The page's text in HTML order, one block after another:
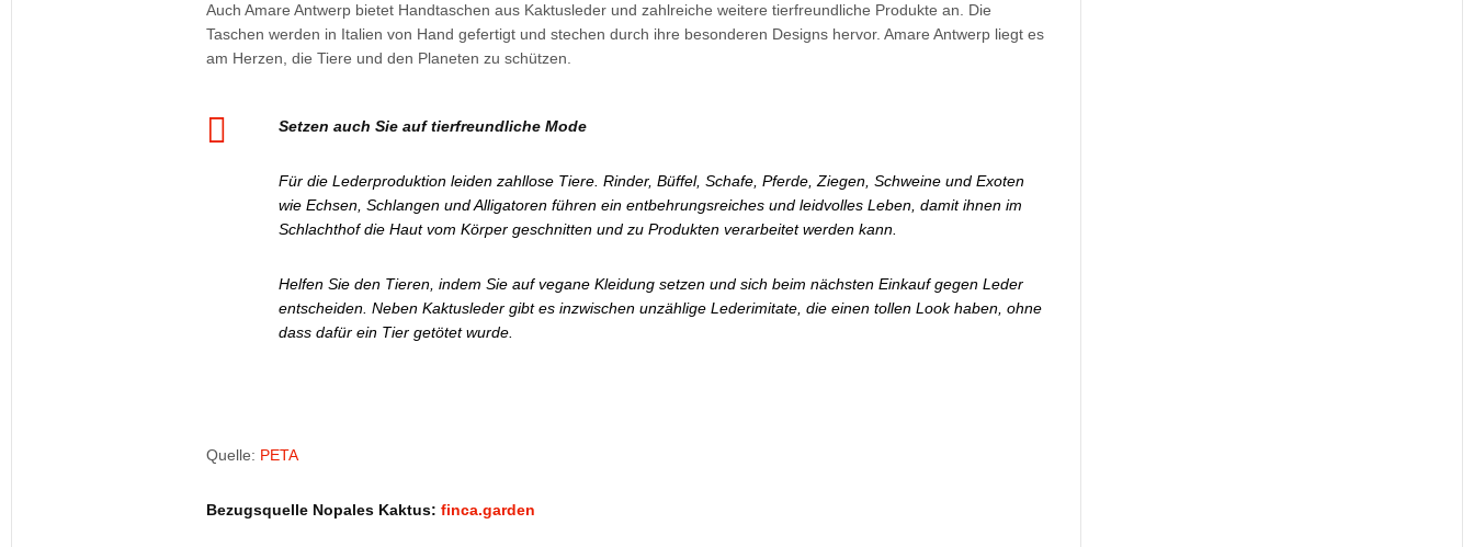
Auch Amare Antwerp bietet Handtaschen aus Kaktusleder und zahlreiche weitere tierfreundliche Produkte an. Die
Taschen werden in Italien von Hand gefertigt und stechen durch ihre besonderen Designs hervor. Amare Antwerp liegt es
am Herzen, die Tiere und den Planeten zu schützen.
Setzen auch Sie auf tierfreundliche Mode
Für die Lederproduktion leiden zahllose Tiere. Rinder, Büffel, Schafe, Pferde, Ziegen, Schweine und Exoten
wie Echsen, Schlangen und Alligatoren führen ein entbehrungsreiches und leidvolles Leben, damit ihnen im
Schlachthof die Haut vom Körper geschnitten und zu Produkten verarbeitet werden kann.
Helfen Sie den Tieren, indem Sie auf vegane Kleidung setzen und sich beim nächsten Einkauf gegen Leder
entscheiden. Neben Kaktusleder gibt es inzwischen unzählige Lederimitate, die einen tollen Look haben, ohne
dass dafür ein Tier getötet wurde.
Quelle: PETA
Bezugsquelle Nopales Kaktus: finca.garden